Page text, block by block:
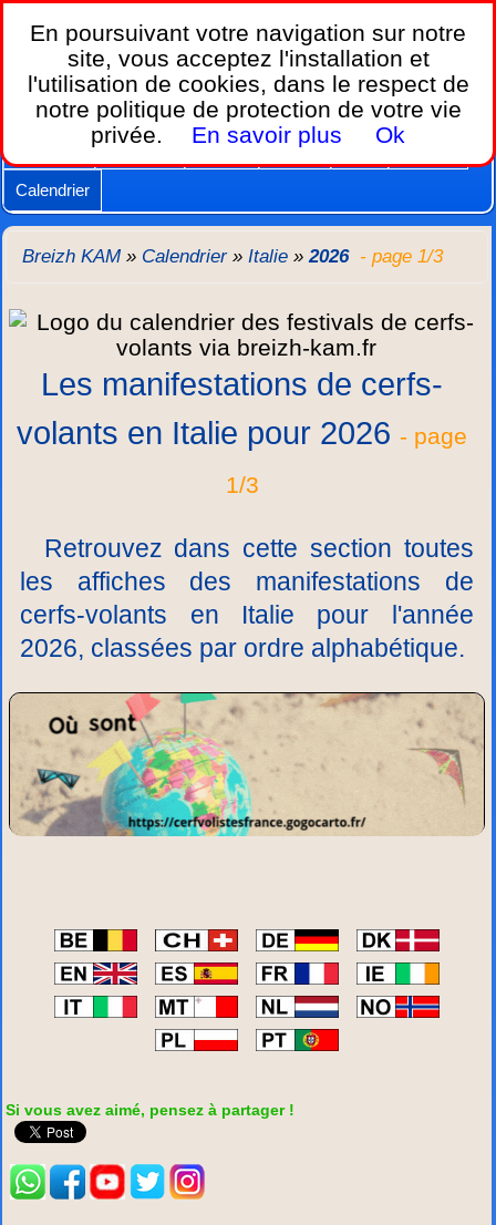
Breizh KAM,
le calendrier des festivals de cerfs-volants.
Home Lois et règles Cerfs-volants Nacelles
Supports Vidéos Autres Agenda
Calendrier
Breizh KAM » Calendrier»Italie »2026 - page 1/3
Les manifestations de cerfs-
volants en Italie pour 2026 - page
1/3
Retrouvez dans cette section toutes
les affiches des manifestations de
cerfs-volants en Italie pour l'année
2026, classées par ordre alphabétique.
Si vous avez aimé, pensez à partager !
En poursuivant votre navigation sur notre
site, vous acceptez l'installation et
l'utilisation de cookies, dans le respect de
notre politique de protection de votre vie
privée.
En savoir plus Ok